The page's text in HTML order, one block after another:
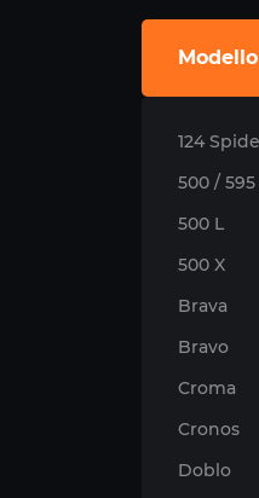
Modello
124
500 /
500 L
500 X
Brava
Bravo
Croma
Cronos
Doblo